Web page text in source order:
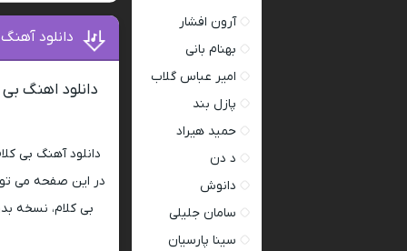
دانلود
دانلود اهنگ
دانلود آهنگ بی
آرون افشار
بهنام بانی
امیر عباس گلاب
پازل بند
حمید هیراد
د دن
دانوش
سامان جلیلی
سینا پارسیان